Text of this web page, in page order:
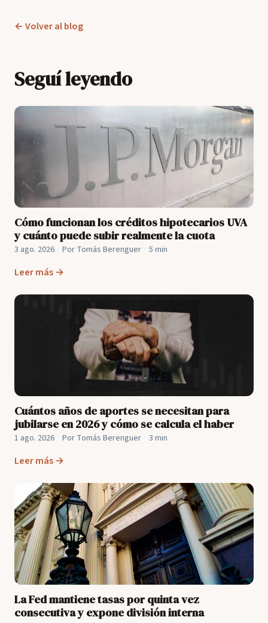
← Volver al blog
Seguí leyendo
Cómo funcionan los créditos hipotecarios UVA
y cuánto puede subir realmente la cuota
3 ago. 2026 Por Tomás Berenguer 5 min
Leer más →
Cuántos años de aportes se necesitan para
jubilarse en 2026 y cómo se calcula el haber
1 ago. 2026 Por Tomás Berenguer 3 min
Leer más →
La Fed mantiene tasas por quinta vez
consecutiva y expone división interna